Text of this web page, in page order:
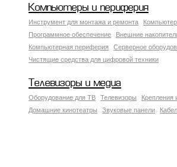
Компьютеры и периферия
Инструмент для монтажа и ремонта
Программное обеспечение
Внешние
Компьютерная периферия
Серверное
Чистящие средства для цифровой техники
Телевизоры и медиа
Оборудование для ТВ Телевизоры Крепления
Домашние кинотеатры
Звуковые панели